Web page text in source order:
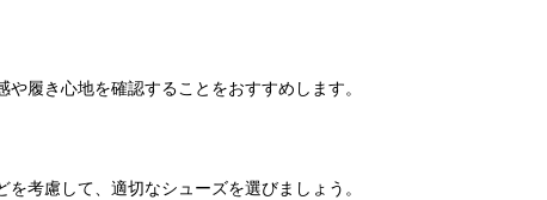
履き心地を確認することをおすすめします。
考慮して、適切なシューズを選びましょう。